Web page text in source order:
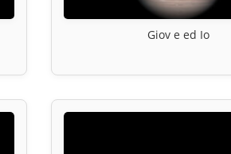
Giov e ed Io